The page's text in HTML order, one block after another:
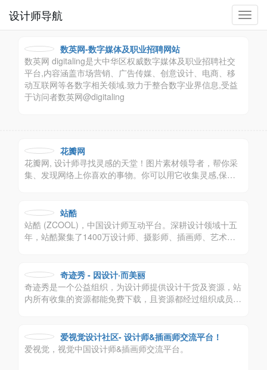
切
换
设计师导航
数英网-数字媒体及职业招聘网站
数英网 digitaling是大中华区权威数字媒体及职业招聘社交
平台,内容涵盖市场营销、广告传媒、创意设计、电商、移
动互联网等各数字相关领域.致力于整合数字业界信息,受益
于访问者数英网@digitaling
花瓣网
花瓣网, 设计师寻找灵感的天堂！图片素材领导者，帮你采
集、发现网络上你喜欢的事物。你可以用它收集灵感,保存
站酷
站酷 (ZCOOL)，中国设计师互动平台。深耕设计领域十五
年，站酷聚集了1400万设计师、摄影师、插画师、艺术
奇迹秀 - 因设计·而美丽
奇迹秀是一个公益组织，为设计师提供设计干货及资源，站
内所有收集的资源都能免费下载，且资源都经过组织成员测
爱视觉设计社区- 设计师&插画师交流平台！
爱视觉，视觉中国设计师&插画师交流平台。